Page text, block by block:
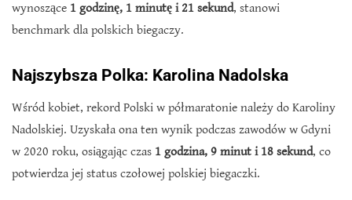
wynoszące 1 godzinę, 1 minutę i 21 sekund, stanowi
benchmark dla polskich biegaczy.
Najszybsza Polka: Karolina Nadolska
Wśród kobiet, rekord Polski w półmaratonie należy do Karoliny
Nadolskiej. Uzyskała ona ten wynik podczas zawodów w Gdyni
w 2020 roku, osiągając czas 1 godzina, 9 minut i 18 sekund, co
potwierdza jej status czołowej polskiej biegaczki.